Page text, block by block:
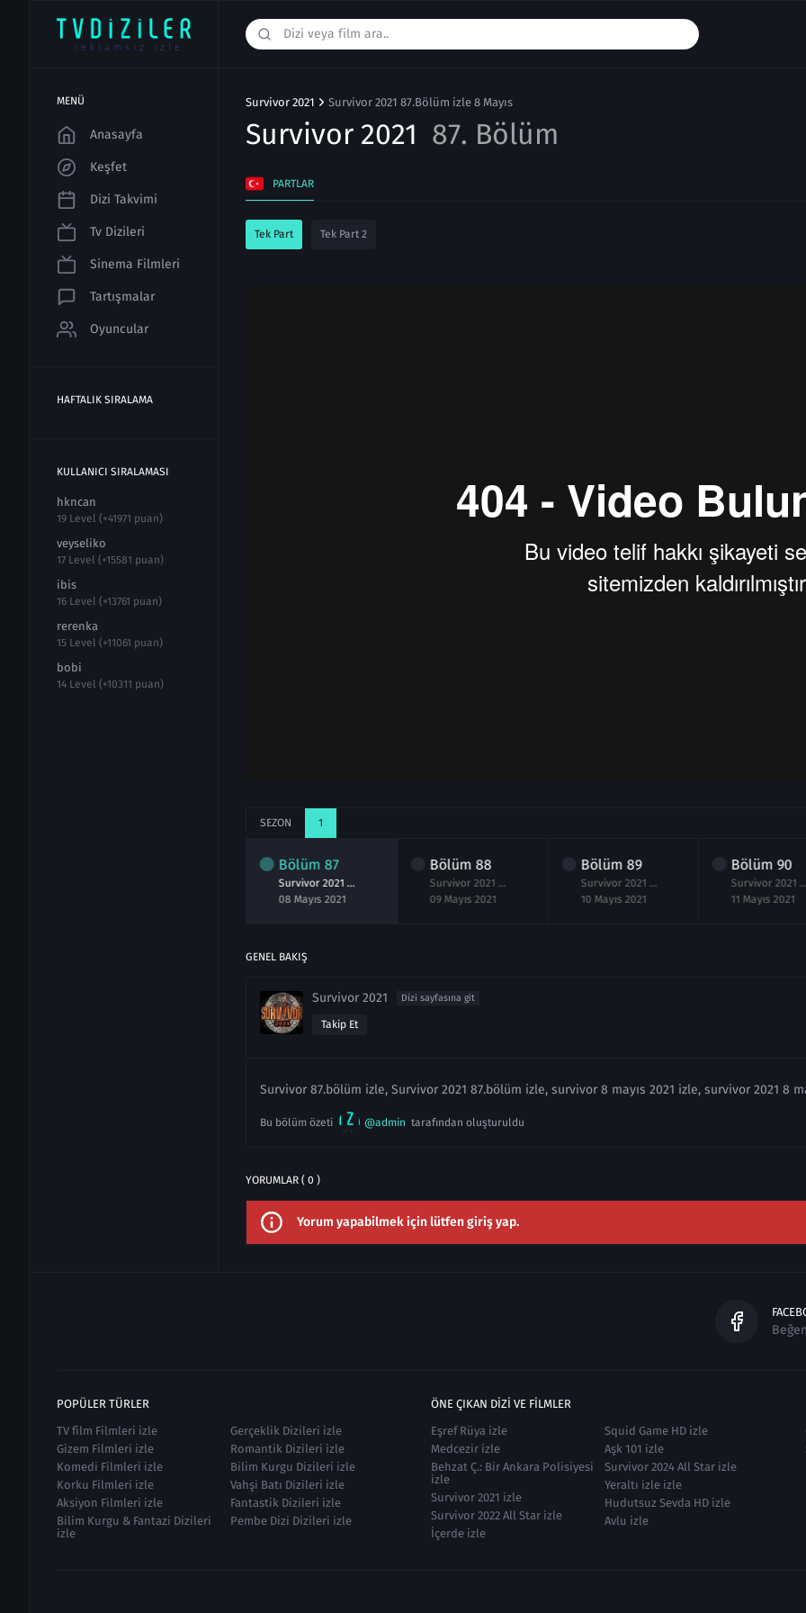
MENÜ
Anasayfa
Keşfet
Dizi Takvimi
Tv Dizileri
Sinema Filmleri
Tartışmalar
Oyuncular
HAFTALIK SIRALAMA
KULLANICI SIRALAMASI
hkncan
19 Level (+41971 puan)
veyseliko
17 Level (+15581 puan)
ibis
16 Level (+13761 puan)
rerenka
15 Level (+11061 puan)
bobi
14 Level (+10311 puan)
Survivor 2021 Survivor 2021 87.Bölüm izle 8 Mayıs
Survivor 2021 87. Bölüm
PARTLAR
Tek Part Tek Part 2
SEZON 1
Bölüm87
Survivor 2021 87.Bölüm izle 8 Mayıs
08 Mayıs 2021
Bölüm 88
Survivor 2021 88.Bölüm izle 9 Mayıs
09 Mayıs 2021
Bölüm 89
Survivor 2021 89.Bölüm izle 10 Mayıs
10 Mayıs 2021
Bölüm90
Survivor 2021 90.Bölüm izle 11 Mayıs
11 Mayıs 2021
GENEL BAKIŞ
Survivor 2021 Dizi sayfasına git
Takip Et
Survivor 87.bölüm izle, Survivor 2021 87.bölüm izle, survivor 8 mayıs 2021 izle, survivor 2021 8
Bu bölüm özeti @admin tarafından oluşturuldu
YORUMLAR ( 0 )
Yorum yapabilmek için lütfen giriş yap.
Beğen
POPÜLER TÜRLER
TV film Filmleri izle
Gizem Filmleri izle
Komedi Filmleri izle
Korku Filmleri izle
Aksiyon Filmleri izle
Bilim Kurgu & Fantazi Dizileri
izle
Gerçeklik Dizileri izle
Romantik Dizileri izle
Bilim Kurgu Dizileri izle
Vahşi Batı Dizileri izle
Fantastik Dizileri izle
Pembe Dizi Dizileri izle
ÖNE ÇIKAN DIZI VE FILMLER
Eşref Rüya izle
Medcezir izle
Behzat Ç.: Bir Ankara Polisiyesi
izle
Survivor 2021 izle
Survivor 2022 All Star izle
İçerde izle
Squid Game HD izle
Aşk 101 izle
Survivor 2024 All Star izle
Yeraltı izle izle
Hudutsuz Sevda HD izle
Avlu izle